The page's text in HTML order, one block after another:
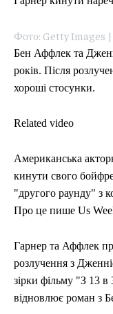
Фото: Getty Images
Бен Аффлек та
років. Після
хороші стосунки.
Related video
Американська
кинути свого
"другого раунду" з
Про це пише Us
Гарнер та Аффлек
розлучення з
зірки фільму "З 13
відновлює роман з